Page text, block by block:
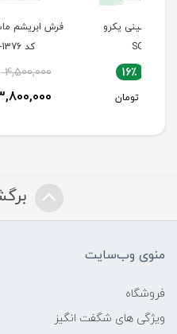
فرش ابریشم ماشینی یکرو
16٪
تومان
منوی وب‌سایت
فروشگاه
ویژگی های شگفت انگیز